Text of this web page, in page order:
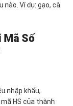
nào. Ví dụ: gạo, cà
Mã Số
nhập khẩu,
HS của thành